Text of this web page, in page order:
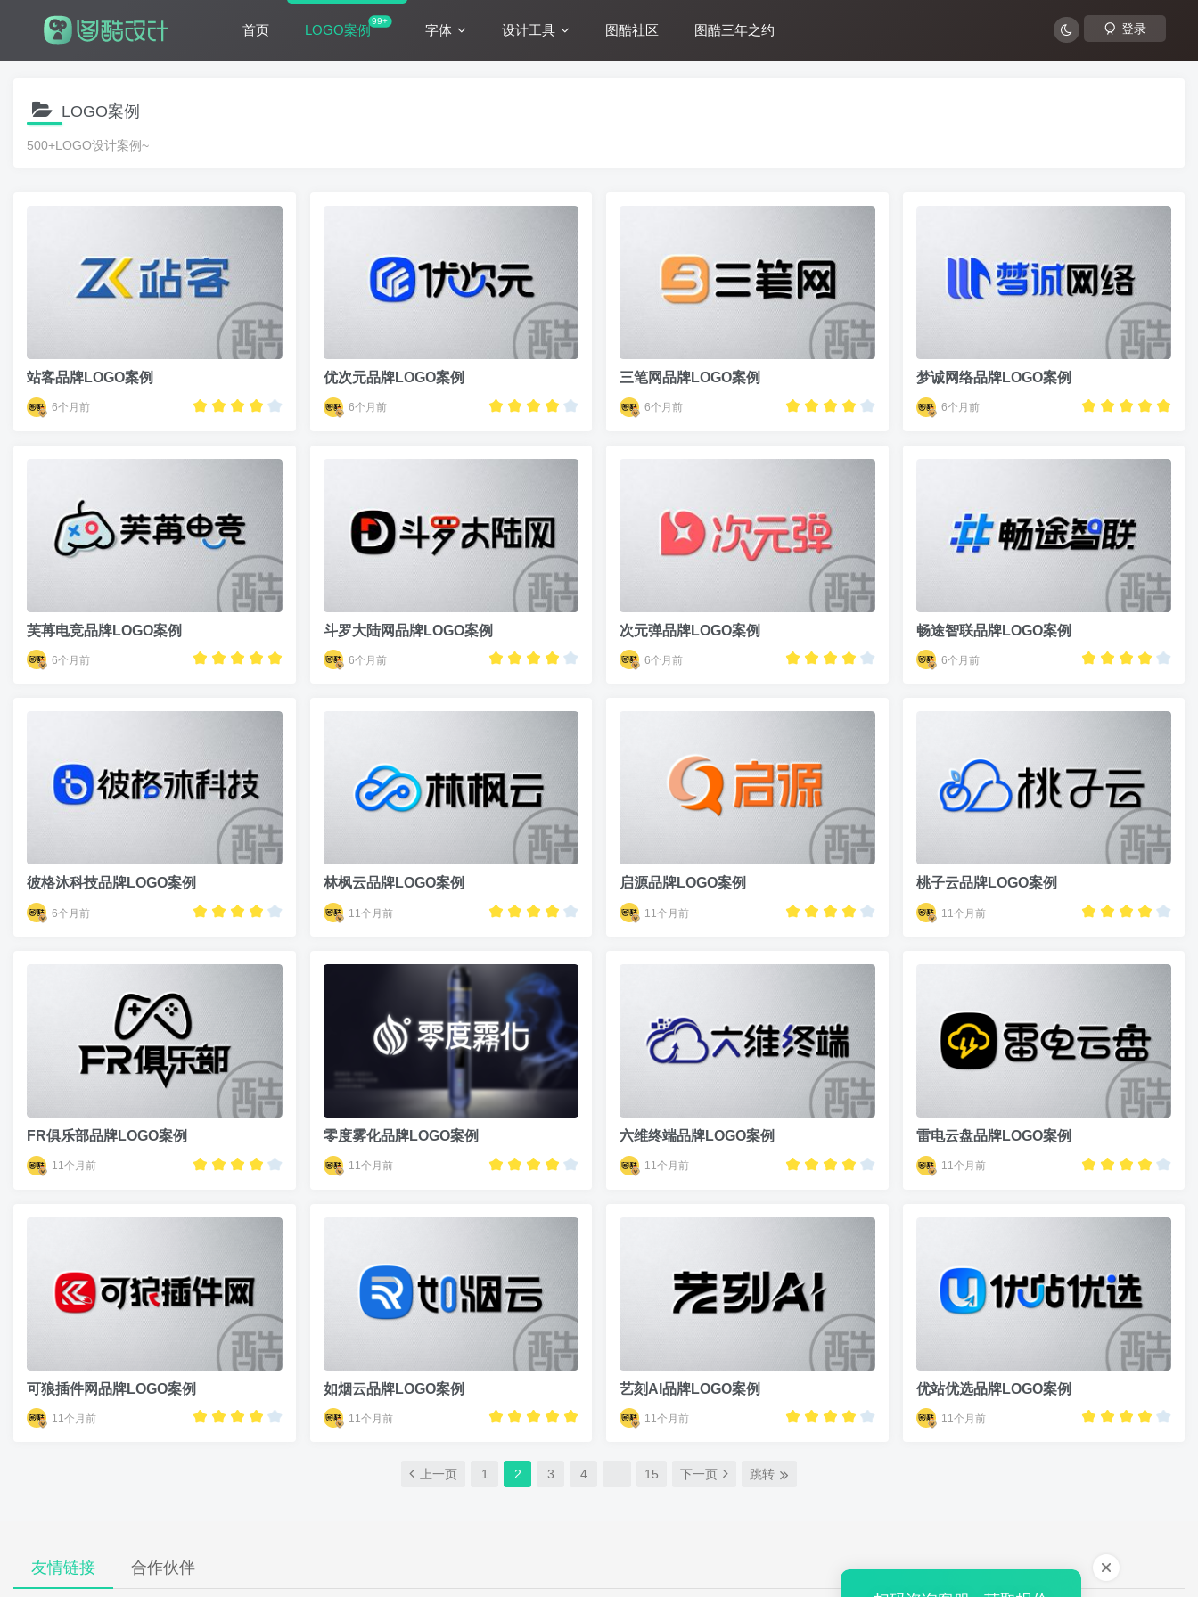
首页 LOGO案例
99+
字体 设计工具 图酷社区 图酷三年之约 登录
LOGO案例
500+LOGO设计案例~
站客品牌LOGO案例
6个月前
优次元品牌LOGO案例
6个月前
三笔网品牌LOGO案例
6个月前
梦诚网络品牌LOGO案例
6个月前
芙苒电竞品牌LOGO案例
6个月前
斗罗大陆网品牌LOGO案例
6个月前
次元弹品牌LOGO案例
6个月前
畅途智联品牌LOGO案例
6个月前
彼格沐科技品牌LOGO案例
6个月前
林枫云品牌LOGO案例
11个月前
启源品牌LOGO案例
11个月前
桃子云品牌LOGO案例
11个月前
FR俱乐部品牌LOGO案例
11个月前
零度雾化品牌LOGO案例
11个月前
六维终端品牌LOGO案例
11个月前
雷电云盘品牌LOGO案例
11个月前
可狼插件网品牌LOGO案例
11个月前
如烟云品牌LOGO案例
11个月前
艺刻AI品牌LOGO案例
11个月前
优站优选品牌LOGO案例
11个月前
上一页 1 2 3 4 … 15 下一页 跳转
友情链接
合作伙伴